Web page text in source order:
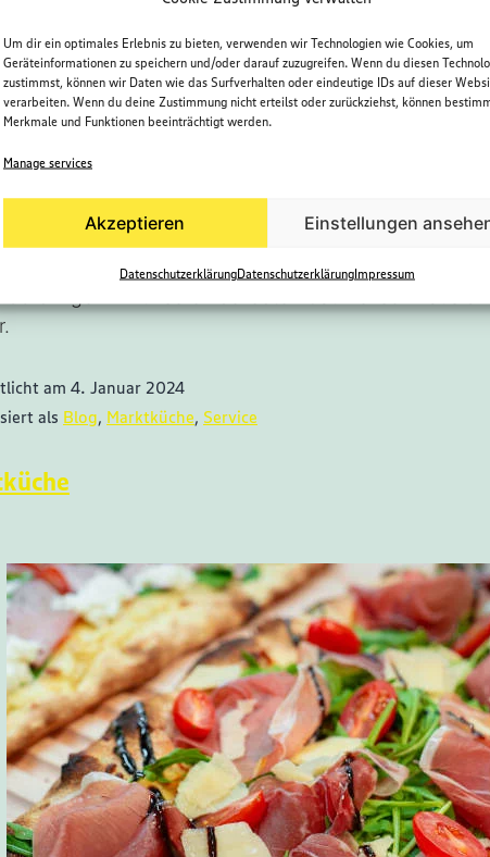
Um dir ein optimales Erlebnis zu bieten, verwenden wir Technologien wie Cookies, um
Geräteinformationen zu speichern und/oder darauf zuzugreifen. Wenn du diesen
zustimmst, können wir Daten wie das Surfverhalten oder eindeutige IDs auf dieser
verarbeiten. Wenn du deine Zustimmung nicht erteilst oder zurückziehst, können
Merkmale und Funktionen beeinträchtigt werden.
Manage services
Akzeptieren Einstellungen
DatenschutzerklärungDatenschutzerklärungImpressum
vor: Deine Lieblingspinsa, Pizza oder Pasta von der
Warnow Park, ohne das Haus verlassen zu
möglich! In einer aufregenden neuen Kooperation
bringen wir unseren beliebten Gaumenschmaus
am 4. Januar 2024
als Blog, Marktküche, Service